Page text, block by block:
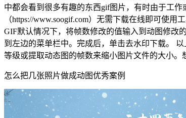
中都会看到很多有趣的东西gif图片，有时由于工
（https://www.soogif.com）无需下载在线即可使
GIF默认情况下，将帧数修改的值输入到动图修改
到左边的菜单栏中。完成后，单击去水印下载。
等级或提取动态图的帧数来缩小图片文件的大小。
怎么把几张照片做成动图优秀案例